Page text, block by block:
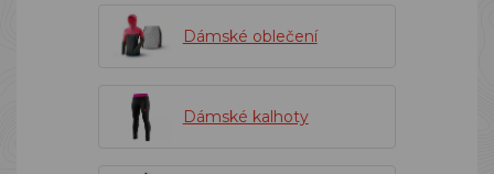
Dámské oblečení
Dámské kalhoty